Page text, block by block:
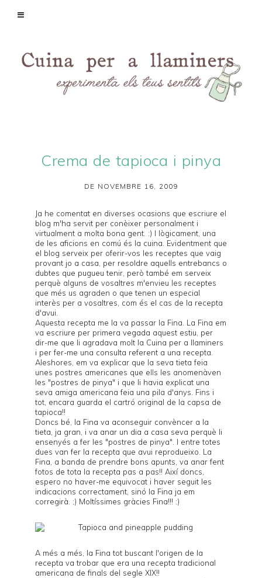
Crema de tapioca i pinya
DE NOVEMBRE 16, 2009
Ja he comentat en diverses ocasions que escriure el
blog m'ha servit per conèixer personalment i
virtualment a molta bona gent. :) I lògicament, una
de les aficions en comú és la cuina. Evidentment que
el blog serveix per oferir-vos les receptes que vaig
provant jo a casa, per resoldre aquells entrebancs o
dubtes que pugueu tenir, però també em serveix
perquè alguns de vosaltres m'envieu les receptes
que més us agraden o que tenen un especial
interès per a vosaltres, com és el cas de la recepta
d'avui.
Aquesta recepta me la va passar la Fina. La Fina em
va escriure per primera vegada aquest estiu, per
dir-me que li agradava molt la Cuina per a llaminers
i per fer-me una consulta referent a una recepta.
Aleshores, em va explicar que la seva tieta feia
unes postres americanes que ells les anomenàven
les "postres de pinya" i que li havia explicat una
seva amiga americana feia una pila d'anys. Fins i
tot, encara guarda el cartró original de la capsa de
tapioca!!
Doncs bé, la Fina va aconseguir convèncer a la
tieta, ja gran, i va anar un dia a casa seva perquè li
ensenyés a fer les "postres de pinya". I entre totes
dues van fer la recepta que avui reprodueixo. La
Fina, a banda de prendre bons apunts, va anar fent
fotos de tota la recepta pas a pas!! Així doncs,
espero no haver-me equivocat i haver seguit les
indicacions correctament, sinó la Fina ja em
corregirà. ;) Moltíssimes gràcies Fina!!! :)
A més a més, la Fina tot buscant l'origen de la
recepta va trobar que era una recepta tradicional
americana de finals del segle XIX!!